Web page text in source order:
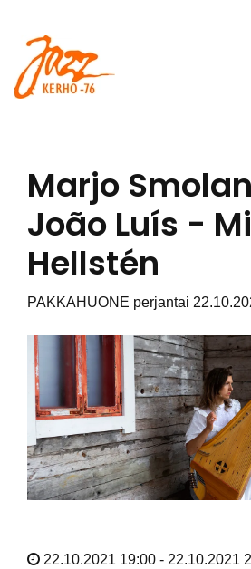
Marjo
João Luís -
Hellstén
PAKKAHUONE perjantai
22.10.2021 19:00 - 22.10.2021